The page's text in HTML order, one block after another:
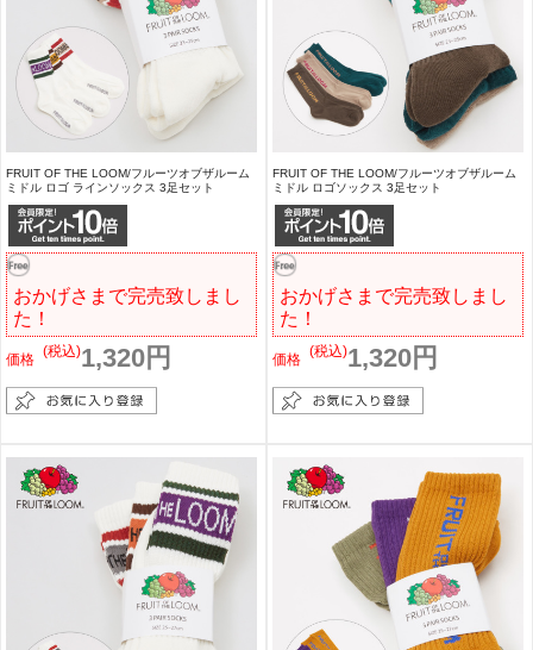
FRUIT OF THE LOOM/フルーツオブザルーム
ミドル ロゴ ラインソックス 3足セット
おかげさまで完売致しまし
た！
価格 1,320円
(税込)
FRUIT OF THE LOOM/フルーツオブザルーム
ミドル ロゴソックス 3足セット
おかげさまで完売致しまし
た！
価格 1,320円
(税込)